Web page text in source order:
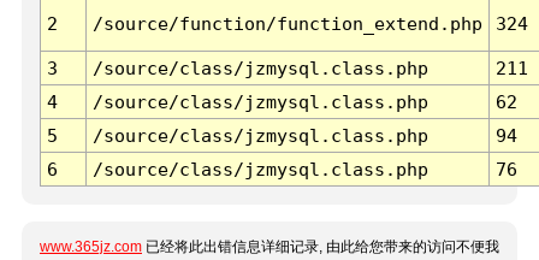
2 /source/function/function_extend.php 324
3 /source/class/jzmysql.class.php
211
4
/source/class/jzmysql.class.php
62
5
/source/class/jzmysql.class.php
94
6
/source/class/jzmysql.class.php 76
www.365jz.com 已经将此出错信息详细记录, 由此给您带来的访问不便我